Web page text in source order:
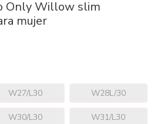
Only Willow slim
mujer
W27/L30 W28L/30
W30/L30 W31/L30